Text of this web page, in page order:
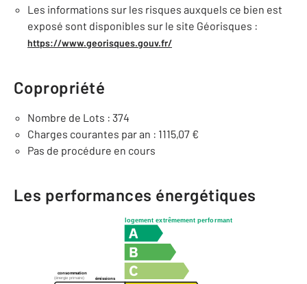
Les informations sur les risques auxquels ce bien est
exposé sont disponibles sur le site Géorisques :
https://www.georisques.gouv.fr/
Copropriété
Nombre de Lots : 374
Charges courantes par an : 1115,07 €
Pas de procédure en cours
Les performances énergétiques
logement extrêmement performant
consommation
émissions
(énergie primaire)